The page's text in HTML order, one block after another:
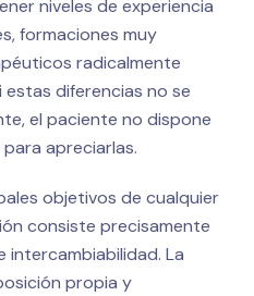
niveles de experiencia
formaciones muy
radicalmente
estas diferencias no se
el paciente no dispone
apreciarlas.
objetivos de cualquier
consiste precisamente
intercambiabilidad. La
propia y